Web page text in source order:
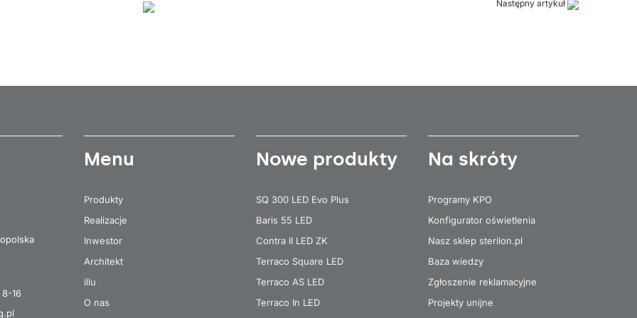
Następny artykuł
16
Menu
Produkty
Realizacje
Inwestor
Architekt
illu
O nas
Nowe produkty
SQ 300 LED Evo Plus
Baris 55 LED
Contra II LED ZK
Terraco Square LED
Terraco AS LED
Terraco In LED
Na skróty
Programy KPO
Konfigurator oświetlenia
Nasz sklep sterilon.pl
Baza wiedzy
Zgłoszenie reklamacyjne
Projekty unijne